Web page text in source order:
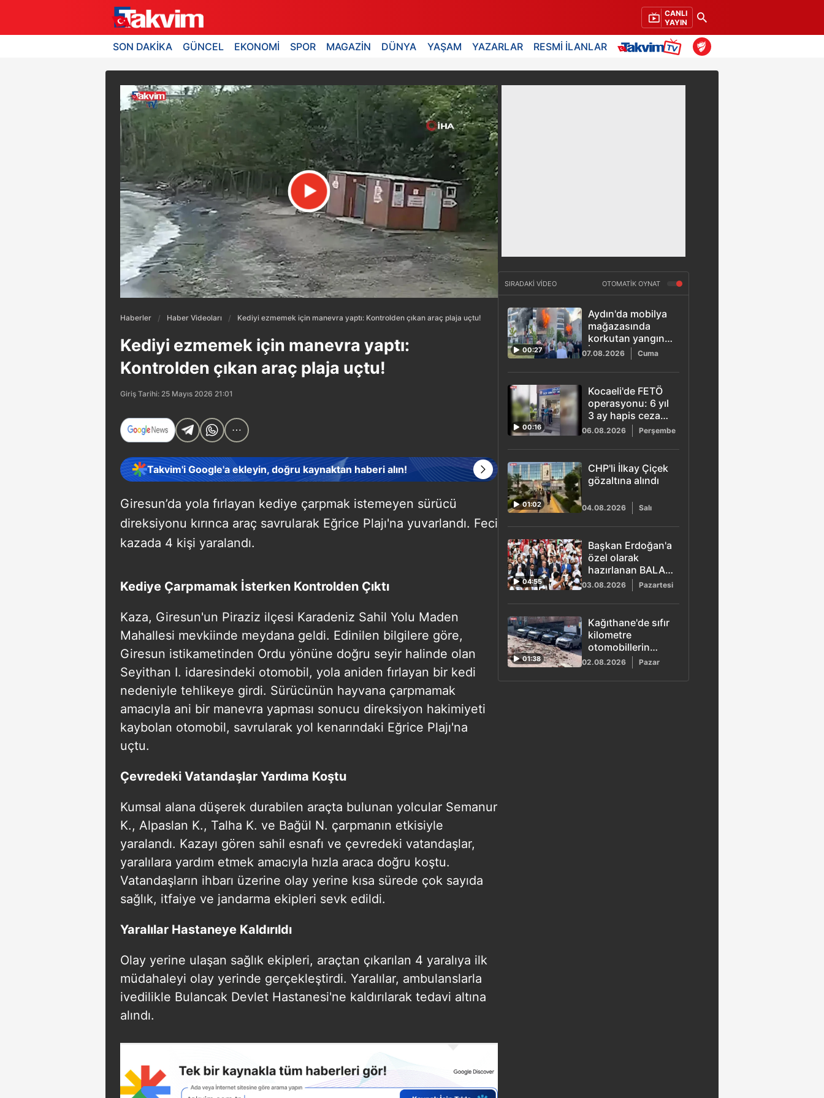
CANLI
YAYIN
SON DAKİKA GÜNCEL EKONOMİ SPOR MAGAZİN DÜNYA YAŞAM YAZARLAR RESMİ İLANLAR
Haberler Haber Videoları Kediyi ezmemek için manevra yaptı: Kontrolden çıkan araç plaja uçtu!
Kediyi ezmemek için manevra yaptı:
Kontrolden çıkan araç plaja uçtu!
Giriş Tarihi: 25 Mayıs 2026 21:01
Takvim'i Google'a ekleyin, doğru kaynaktan haberi alın!
Giresun’da yola fırlayan kediye çarpmak istemeyen sürücü
direksiyonu kırınca araç savrularak Eğrice Plajı'na yuvarlandı. Feci
kazada 4 kişi yaralandı.
Kediye Çarpmamak İsterken Kontrolden Çıktı
Kaza, Giresun'un Piraziz ilçesi Karadeniz Sahil Yolu Maden
Mahallesi mevkiinde meydana geldi. Edinilen bilgilere göre,
Giresun istikametinden Ordu yönüne doğru seyir halinde olan
Seyithan I. idaresindeki otomobil, yola aniden fırlayan bir kedi
nedeniyle tehlikeye girdi. Sürücünün hayvana çarpmamak
amacıyla ani bir manevra yapması sonucu direksiyon hakimiyeti
kaybolan otomobil, savrularak yol kenarındaki Eğrice Plajı'na
uçtu.
Çevredeki Vatandaşlar Yardıma Koştu
Kumsal alana düşerek durabilen araçta bulunan yolcular Semanur
K., Alpaslan K., Talha K. ve Bağül N. çarpmanın etkisiyle
yaralandı. Kazayı gören sahil esnafı ve çevredeki vatandaşlar,
yaralılara yardım etmek amacıyla hızla araca doğru koştu.
Vatandaşların ihbarı üzerine olay yerine kısa sürede çok sayıda
sağlık, itfaiye ve jandarma ekipleri sevk edildi.
Yaralılar Hastaneye Kaldırıldı
Olay yerine ulaşan sağlık ekipleri, araçtan çıkarılan 4 yaralıya ilk
müdahaleyi olay yerinde gerçekleştirdi. Yaralılar, ambulanslarla
ivedilikle Bulancak Devlet Hastanesi'ne kaldırılarak tedavi altına
alındı.
SIRADAKİ VİDEO OTOMATİK OYNAT
00:27
Aydın'da mobilya
mağazasında
korkutan yangın:
İtfaiye ekipleri 2
saatte kontrol
altına aldı
07.08.2026 Cuma
00:16
Kocaeli'de FETÖ
operasyonu: 6 yıl
3 ay hapis cezası
bulunan ihraç
kıdemli albay
yakalandı
06.08.2026 Perşembe
01:02
CHP'li İlkay Çiçek
gözaltına alındı
04.08.2026 Salı
04:55
Başkan Erdoğan'a
özel olarak
hazırlanan BALA
şarkısı yayımlandı
03.08.2026 Pazartesi
01:38
Kağıthane'de sıfır
kilometre
otomobillerin
üzerine duvar
02.08.2026 Pazar